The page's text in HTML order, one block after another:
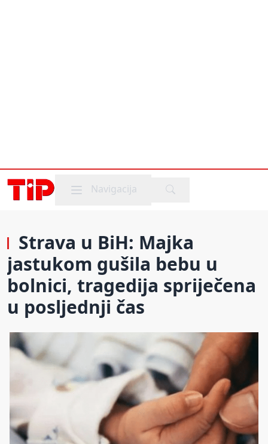
Mobile menu
Navigacija
Strava u BiH: Majka
jastukom gušila bebu u
bolnici, tragedija spriječena
u posljednji čas